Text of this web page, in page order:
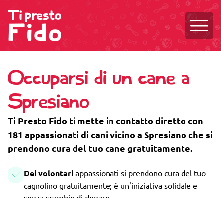
Occuparsi di un cane a
Spresiano
Ti Presto Fido ti mette in contatto diretto con
181 appassionati di cani vicino a Spresiano che si
prendono cura del tuo cane gratuitamente.
Dei volontari appassionati si prendono cura del tuo
cagnolino gratuitamente; è un'iniziativa solidale e